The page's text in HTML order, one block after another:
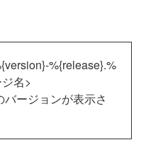
%{release}.%
名>
ージョンが表示さ